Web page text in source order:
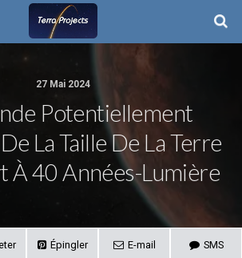
27 Mai 2024
Potentiellement
La Taille De La Terre
À 40 Années-Lumière
Épingler E-mail SMS